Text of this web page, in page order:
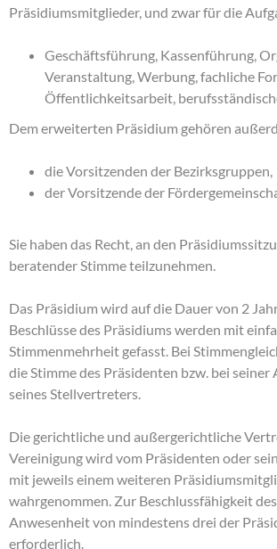
Präsidiumsmitglieder, und zwar für die
Geschäftsführung, Kassenführung,
Veranstaltung, Werbung, fachliche
Öffentlichkeitsarbeit,
Dem erweiterten Präsidium gehören
die Vorsitzenden der Bezirksgruppen,
der Vorsitzende der
Sie haben das Recht, an den
beratender Stimme teilzunehmen.
Das Präsidium wird auf die Dauer von 2
Beschlüsse des Präsidiums werden mit
Stimmenmehrheit gefasst. Bei
die Stimme des Präsidenten bzw. bei
seines Stellvertreters.
Die gerichtliche und außergerichtliche
Vereinigung wird vom Präsidenten oder
mit jeweils einem weiteren
wahrgenommen. Zur Beschlussfähigkeit
Anwesenheit von mindestens drei der
erforderlich.